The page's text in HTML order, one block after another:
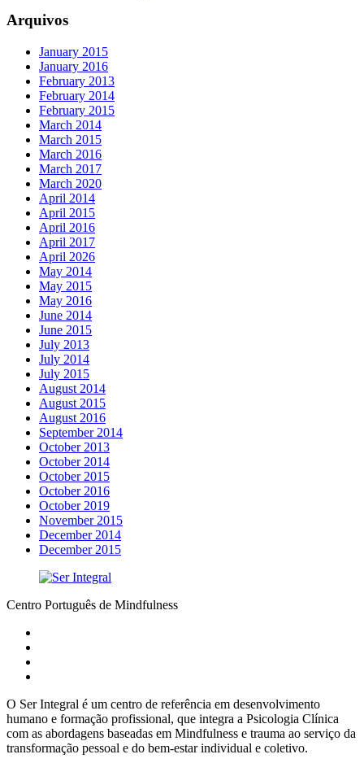
Arquivos
January 2015
January 2016
February 2013
February 2014
February 2015
March 2014
March 2015
March 2016
March 2017
March 2020
April 2014
April 2015
April 2016
April 2017
April 2026
May 2014
May 2015
May 2016
June 2014
June 2015
July 2013
July 2014
July 2015
August 2014
August 2015
August 2016
September 2014
October 2013
October 2014
October 2015
October 2016
October 2019
November 2015
December 2014
December 2015
Centro Português de Mindfulness
O Ser Integral é um centro de referência em desenvolvimento
humano e formação profissional, que integra a Psicologia Clínica
com as abordagens baseadas em Mindfulness e trauma ao serviço da
transformação pessoal e do bem-estar individual e coletivo.